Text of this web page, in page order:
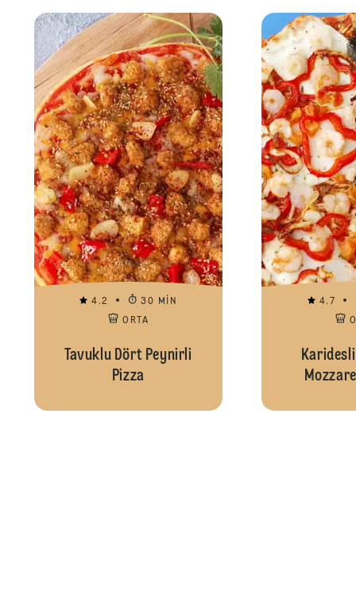
4.2
30 MIN
ORTA
Tavuklu Dört Peynirli
Pizza
4.7